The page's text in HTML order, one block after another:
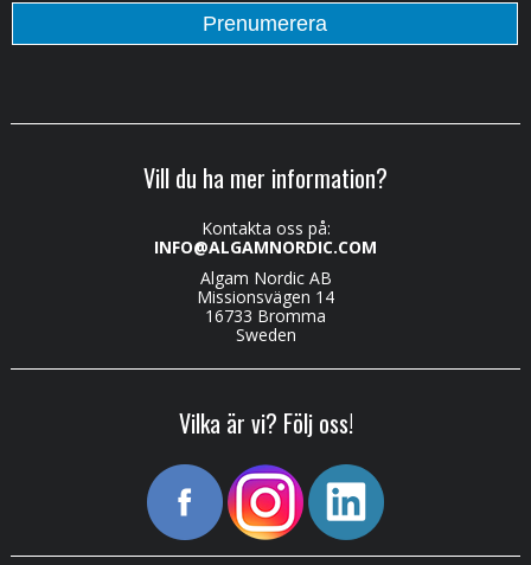
Vill du ha mer information?
Kontakta oss på:
INFO@ALGAMNORDIC.COM
Algam Nordic AB
Missionsvägen 14
16733 Bromma
Sweden
Vilka är vi? Följ oss!